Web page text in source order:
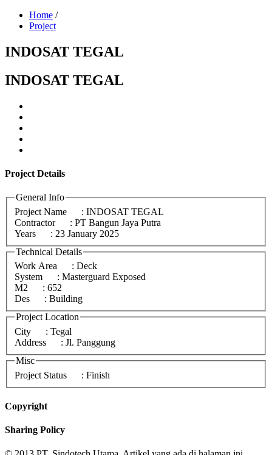
Home /
Project
INDOSAT TEGAL
INDOSAT TEGAL
Project Details
General Info
Project Name
: INDOSAT TEGAL
Contractor
: PT Bangun Jaya Putra
Years
: 23 January 2025
Technical Details
Work Area
: Deck
System
: Masterguard Exposed
M2
: 652
Des
: Building
Project Location
City
: Tegal
Address
: Jl. Panggung
Misc
Project Status
: Finish
Copyright
Sharing Policy